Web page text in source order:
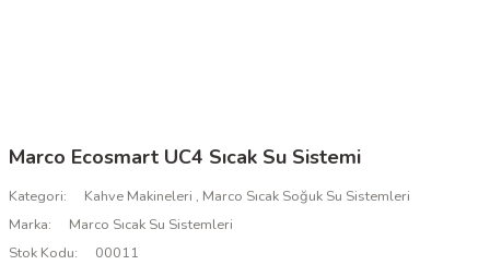
Marco Ecosmart UC4 Sıcak Su Sistemi
Kategori Kahve Makineleri , Marco Sıcak Soğuk Su Sistemleri
Marka
Marco Sıcak Su Sistemleri
Stok Kodu
00011